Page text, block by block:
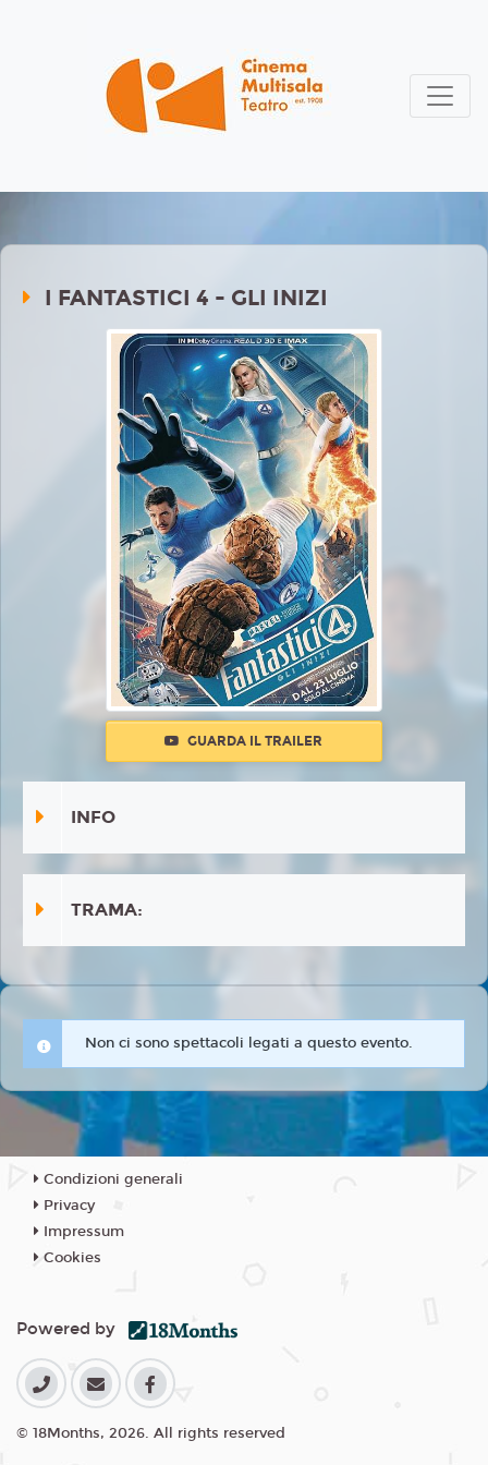
I FANTASTICI 4 - GLI INIZI
GUARDA IL TRAILER
INFO
TRAMA:
Non ci sono spettacoli legati a questo evento.
Condizioni generali
Privacy
Impressum
Cookies
Powered by
© 18Months, 2026. All rights reserved